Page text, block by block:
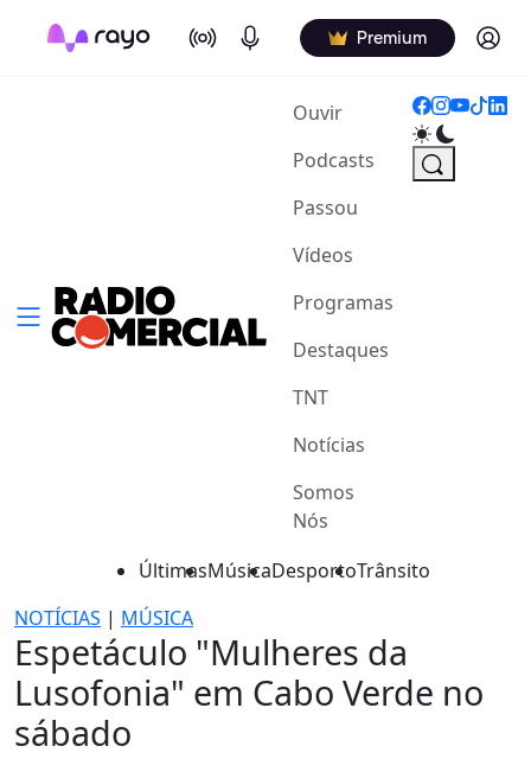
On Air Podcasts Premium Log in
Ouvir(current)
Podcasts
Passou
Vídeos
Programas
Destaques
TNT
Notícias
Somos
Nós
ÚltimasMúsicaDesportoTrânsito
NOTÍCIAS | MÚSICA
Espetáculo "Mulheres da
Lusofonia" em Cabo Verde no
sábado